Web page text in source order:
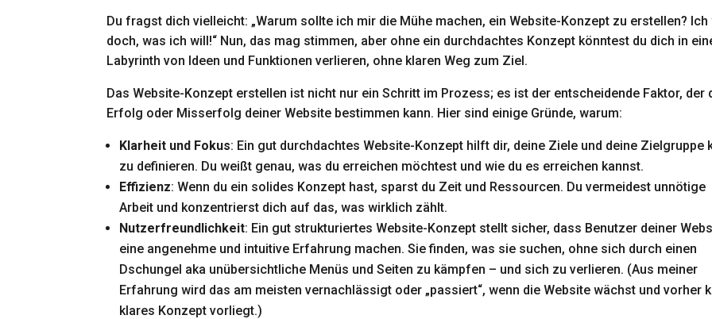
Du fragst dich vielleicht: „Warum sollte ich mir die Mühe machen, ein Website-Konzept zu erstellen? Ich
doch, was ich will!“ Nun, das mag stimmen, aber ohne ein durchdachtes Konzept könntest du dich in
Labyrinth von Ideen und Funktionen verlieren, ohne klaren Weg zum Ziel.
Das Website-Konzept erstellen ist nicht nur ein Schritt im Prozess; es ist der entscheidende Faktor, der
Erfolg oder Misserfolg deiner Website bestimmen kann. Hier sind einige Gründe, warum:
Klarheit und Fokus: Ein gut durchdachtes Website-Konzept hilft dir, deine Ziele und deine Zielgruppe
zu definieren. Du weißt genau, was du erreichen möchtest und wie du es erreichen kannst.
Effizienz: Wenn du ein solides Konzept hast, sparst du Zeit und Ressourcen. Du vermeidest unnötige
Arbeit und konzentrierst dich auf das, was wirklich zählt.
Nutzerfreundlichkeit: Ein gut strukturiertes Website-Konzept stellt sicher, dass Benutzer deiner
eine angenehme und intuitive Erfahrung machen. Sie finden, was sie suchen, ohne sich durch einen
Dschungel aka unübersichtliche Menüs und Seiten zu kämpfen – und sich zu verlieren. (Aus meiner
Erfahrung wird das am meisten vernachlässigt oder „passiert“, wenn die Website wächst und vorher
klares Konzept vorliegt.)